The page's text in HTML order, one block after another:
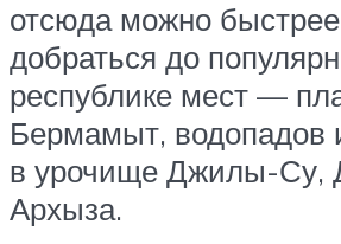
отсюда можно быстрее
добраться до
республике мест —
Бермамыт, водопадов
в урочище Джилы-Су,
Архыза.